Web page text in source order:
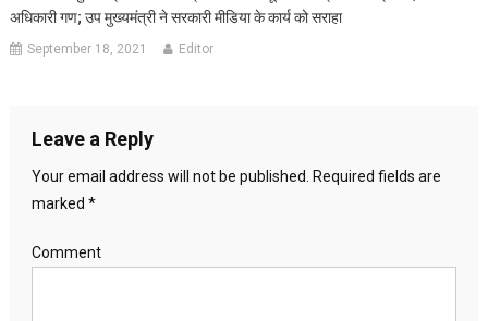
अधिकारी गण; उप मुख्यमंत्री ने सरकारी मीडिया के कार्य को सराहा
September 18, 2021 Editor
Leave a Reply
Your email address will not be published. Required fields are
marked *
Comment